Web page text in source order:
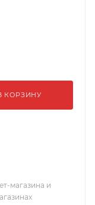
КОРЗИНУ
магазина и